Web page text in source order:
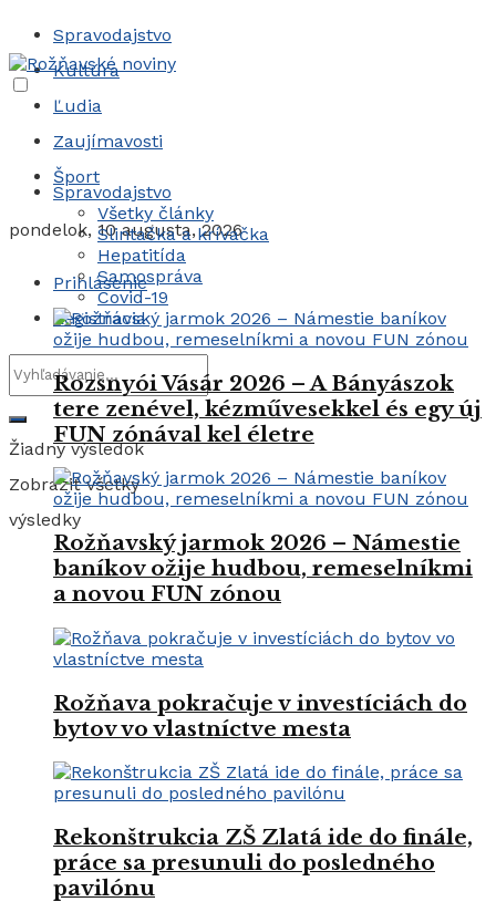
Spravodajstvo
Kultúra
Ľudia
Zaujímavosti
Šport
pondelok, 10 augusta, 2026
Prihlásenie
Registrácia
Žiadny výsledok
Zobraziť všetky
výsledky
Spravodajstvo
Všetky články
Slintačka a krívačka
Hepatitída
Samospráva
Covid-19
Rozsnyói Vásár 2026 – A Bányászok
tere zenével, kézművesekkel és egy új
FUN zónával kel életre
Rožňavský jarmok 2026 – Námestie
baníkov ožije hudbou, remeselníkmi
a novou FUN zónou
Rožňava pokračuje v investíciách do
bytov vo vlastníctve mesta
Rekonštrukcia ZŠ Zlatá ide do finále,
práce sa presunuli do posledného
pavilónu